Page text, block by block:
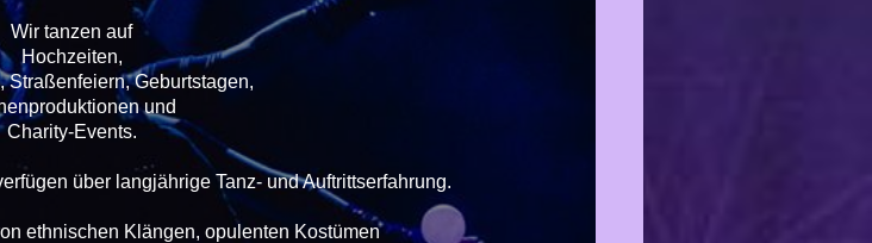
Wir tanzen auf
Hochzeiten,
Straßenfeiern, Geburtstagen,
und
Charity-Events.
über langjährige Tanz- und Auftrittserfahrung.
ethnischen Klängen, opulenten Kostümen